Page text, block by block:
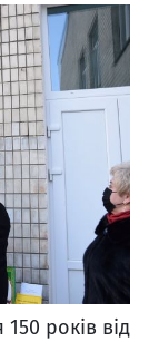
років від